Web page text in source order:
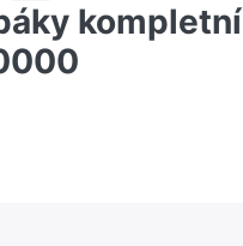
kompletní